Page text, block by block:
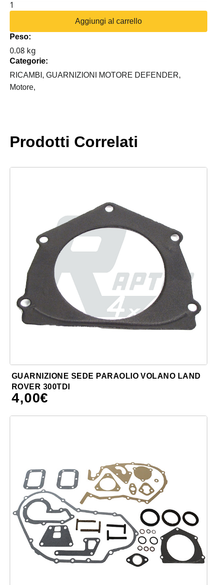
GUARNIZIONE
ASPIRAZIONE/SCARICO
ROVER
2500
TD/19J
quantità
Aggiungi al carrello
Peso:
0.08 kg
Categorie:
RICAMBI, GUARNIZIONI MOTORE DEFENDER,
Motore,
Prodotti Correlati
GUARNIZIONE SEDE PARAOLIO VOLANO LAND
ROVER 300TDI
4,00€